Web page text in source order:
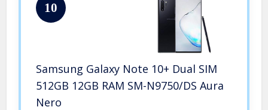
10
Samsung Galaxy Note 10+ Dual SIM
512GB 12GB RAM SM-N9750/DS Aura
Nero